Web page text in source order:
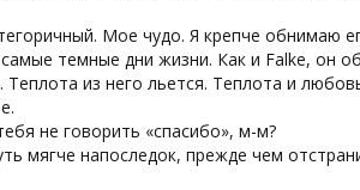
Мое чудо. Я крепче обнимаю
темные дни жизни. Как и Falke, он
Теплота из него льется. Теплота и
не говорить «спасибо», м-м?
мягче напоследок, прежде чем